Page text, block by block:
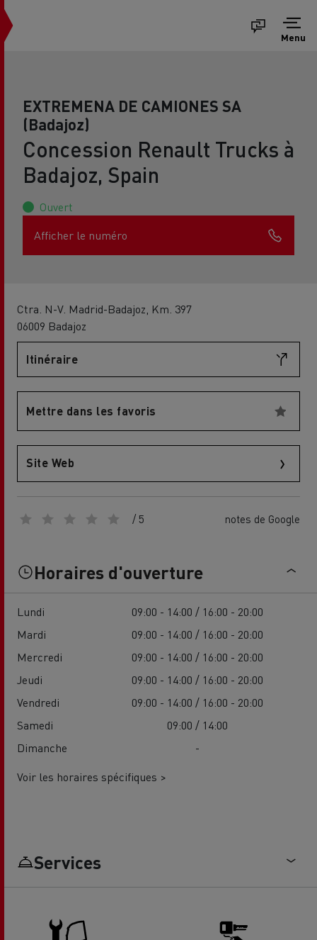
Menu
EXTREMENA DE CAMIONES SA
(Badajoz)
Concession Renault Trucks à
Badajoz, Spain
Ouvert
Afficher le numéro
Ctra. N-V. Madrid-Badajoz, Km. 397
06009 Badajoz
Itinéraire
Mettre dans les favoris
Site Web
/ 5 notes de Google
Horaires d'ouverture
Lundi
09:00 - 14:00 / 16:00 - 20:00
Mardi
09:00 - 14:00 / 16:00 - 20:00
Mercredi
09:00 - 14:00 / 16:00 - 20:00
Jeudi
09:00 - 14:00 / 16:00 - 20:00
Vendredi
09:00 - 14:00 / 16:00 - 20:00
Samedi
09:00 / 14:00
Dimanche
-
Voir les horaires spécifiques >
Services